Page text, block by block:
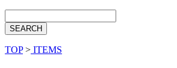
TOP > ITEMS